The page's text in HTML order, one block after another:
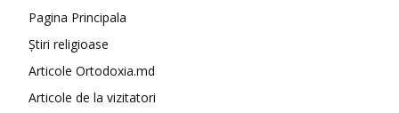
Pagina Principala
Știri religioase
Articole Ortodoxia.md
Articole de la vizitatori